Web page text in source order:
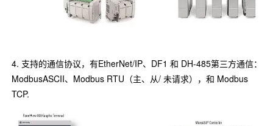
4. 支持的通信协议，有EtherNet/IP、DF1 和 DH-485第三方通信：
ModbusASCII、Modbus RTU（主、从/ 未请求），和 Modbus
TCP.